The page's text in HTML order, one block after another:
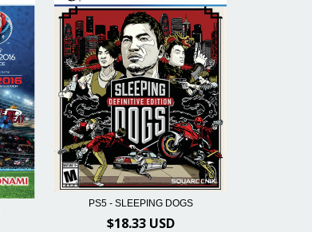
PS5 - SLEEPING DOGS
$18.33 USD